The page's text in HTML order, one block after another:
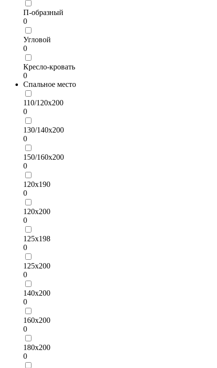
П-образный
0
Угловой
0
Кресло-кровать
0
Спальное место
110/120х200
0
130/140х200
0
150/160х200
0
120х190
0
120х200
0
125х198
0
125х200
0
140х200
0
160х200
0
180х200
0